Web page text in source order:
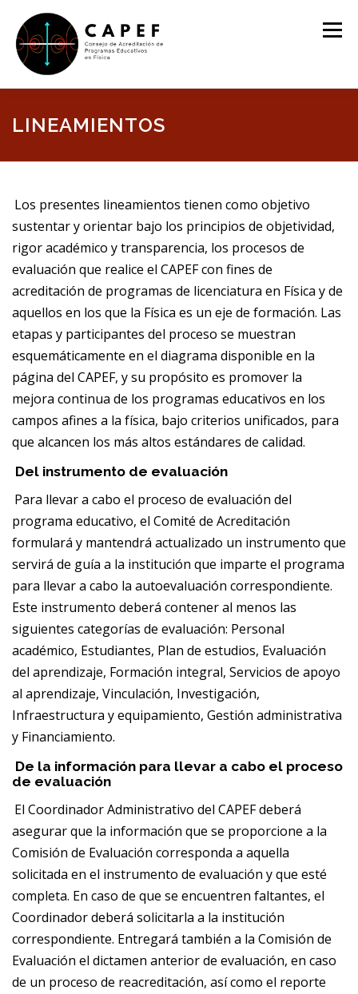
contenido
Menú
BIENVENIDO NOSOTROS
REQUISITOS PARA LA ACREDITACIÓN EVENTOS
LINEAMIENTOS
Los presentes lineamientos tienen como objetivo
sustentar y orientar bajo los principios de objetividad,
rigor académico y transparencia, los procesos de
evaluación que realice el CAPEF con fines de
acreditación de programas de licenciatura en Física y de
aquellos en los que la Física es un eje de formación. Las
etapas y participantes del proceso se muestran
esquemáticamente en el diagrama disponible en la
página del CAPEF, y su propósito es promover la
mejora continua de los programas educativos en los
campos afines a la física, bajo criterios unificados, para
que alcancen los más altos estándares de calidad.
Del instrumento de evaluación
Para llevar a cabo el proceso de evaluación del
programa educativo, el Comité de Acreditación
formulará y mantendrá actualizado un instrumento que
servirá de guía a la institución que imparte el programa
para llevar a cabo la autoevaluación correspondiente.
Este instrumento deberá contener al menos las
siguientes categorías de evaluación: Personal
académico, Estudiantes, Plan de estudios, Evaluación
del aprendizaje, Formación integral, Servicios de apoyo
al aprendizaje, Vinculación, Investigación,
Infraestructura y equipamiento, Gestión administrativa
y Financiamiento.
De la información para llevar a cabo el proceso
de evaluación
El Coordinador Administrativo del CAPEF deberá
asegurar que la información que se proporcione a la
Comisión de Evaluación corresponda a aquella
solicitada en el instrumento de evaluación y que esté
completa. En caso de que se encuentren faltantes, el
Coordinador deberá solicitarla a la institución
correspondiente. Entregará también a la Comisión de
Evaluación el dictamen anterior de evaluación, en caso
de un proceso de reacreditación, así como el reporte